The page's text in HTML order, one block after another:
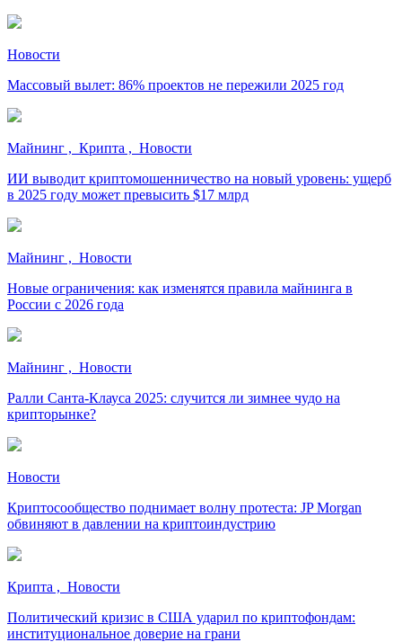
Новости
Массовый вылет: 86% проектов не пережили 2025 год
Майнинг , Крипта , Новости
ИИ выводит криптомошенничество на новый уровень: ущерб
в 2025 году может превысить $17 млрд
Майнинг , Новости
Новые ограничения: как изменятся правила майнинга в
России с 2026 года
Майнинг , Новости
Ралли Санта-Клауса 2025: случится ли зимнее чудо на
крипторынке?
Новости
Криптосообщество поднимает волну протеста: JP Morgan
обвиняют в давлении на криптоиндустрию
Крипта , Новости
Политический кризис в США ударил по криптофондам:
институциональное доверие на грани